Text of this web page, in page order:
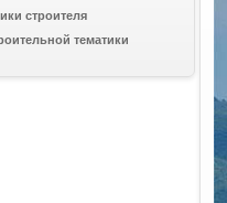
строителя
тематики